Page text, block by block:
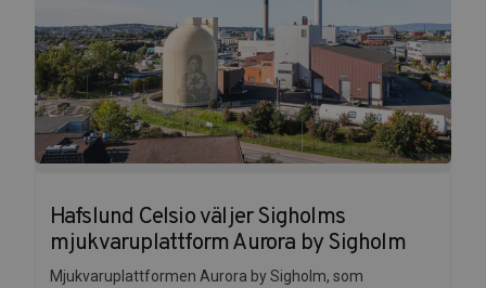
Hafslund Celsio väljer Sigholms
mjukvaruplattform Aurora by Sigholm
Mjukvaruplattformen Aurora by Sigholm, som